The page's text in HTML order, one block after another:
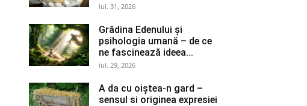
iul. 31, 2026
Grădina Edenului și
psihologia umană – de ce
ne fascinează ideea...
iul. 29, 2026
A da cu oiștea-n gard –
sensul si originea expresiei